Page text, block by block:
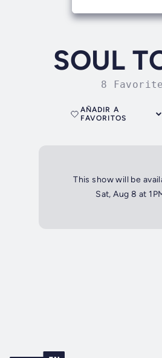
SOUL
8
AÑADIR A
FAVORITOS
This show will be
Sat, Aug 8 at